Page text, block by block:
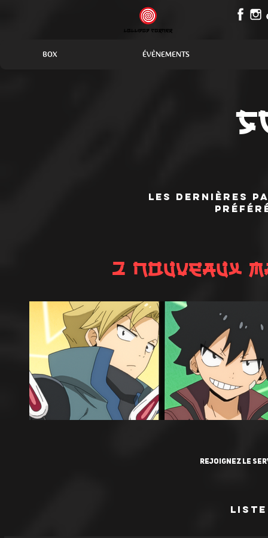
BOX ÉVÈNEMENTS
les dernières
2 Nouveaux
rejoignez le
liste